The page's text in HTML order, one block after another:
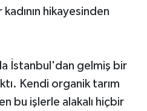
hikayesinden
İstanbul'dan gelmiş bir
Kendi organik tarım
bu işlerle alakalı hiçbir